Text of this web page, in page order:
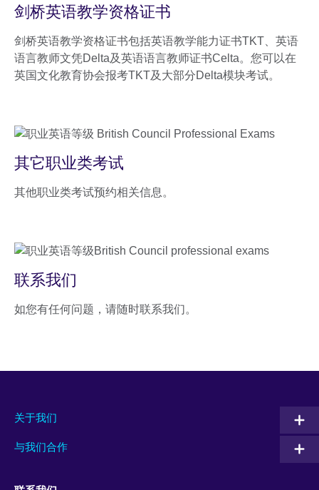
剑桥英语教学资格证书
剑桥英语教学资格证书包括英语教学能力证书TKT、英语
语言教师文凭Delta及英语语言教师证书Celta。您可以在
英国文化教育协会报考TKT及大部分Delta模块考试。
其它职业类考试
其他职业类考试预约相关信息。
联系我们
如您有任何问题，请随时联系我们。
关于我们
与我们合作